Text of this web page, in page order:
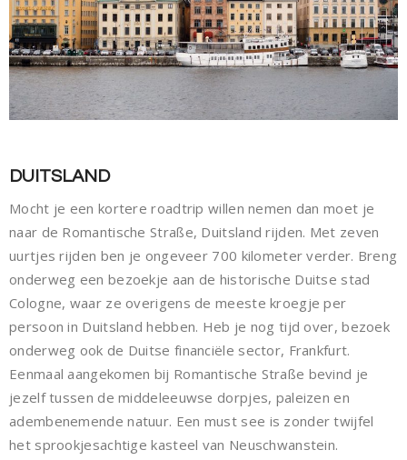
DUITSLAND
Mocht je een kortere roadtrip willen nemen dan moet je
naar de Romantische Straße, Duitsland rijden. Met zeven
uurtjes rijden ben je ongeveer 700 kilometer verder. Breng
onderweg een bezoekje aan de historische Duitse stad
Cologne, waar ze overigens de meeste kroegje per
persoon in Duitsland hebben. Heb je nog tijd over, bezoek
onderweg ook de Duitse financiële sector, Frankfurt.
Eenmaal aangekomen bij Romantische Straße bevind je
jezelf tussen de middeleeuwse dorpjes, paleizen en
adembenemende natuur. Een must see is zonder twijfel
het sprookjesachtige kasteel van Neuschwanstein.